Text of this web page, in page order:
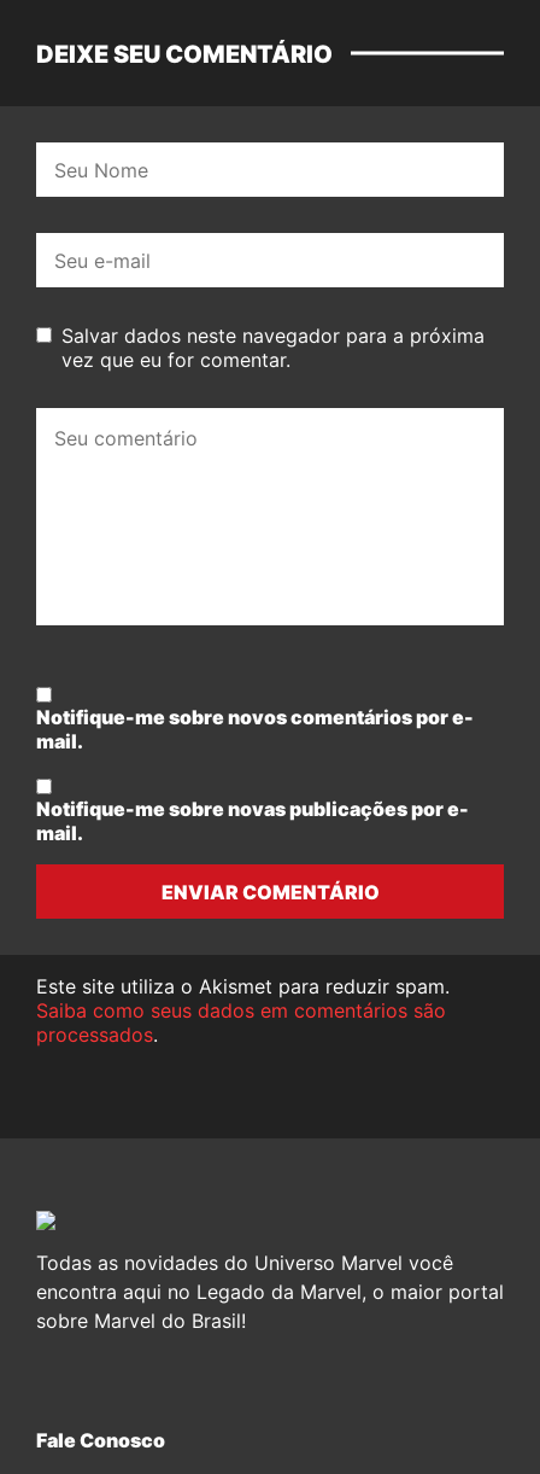
DEIXE SEU COMENTÁRIO
mail:
Salvar dados neste navegador para a próxima
vez que eu for comentar.
comentário:
Notifique-me sobre novos comentários por e-
mail.
Notifique-me sobre novas publicações por e-
mail.
ENVIAR COMENTÁRIO
Este site utiliza o Akismet para reduzir spam.
Saiba como seus dados em comentários são
processados.
Todas as novidades do Universo Marvel você
encontra aqui no Legado da Marvel, o maior portal
sobre Marvel do Brasil!
Fale Conosco